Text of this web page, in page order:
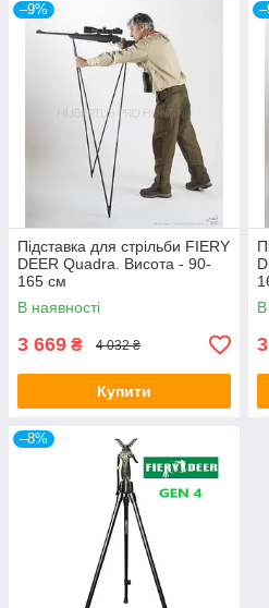
–9%
Підставка для стрільби FIERY
DEER Quadra. Висота - 90-
165 см
В наявності
3 669 ₴ 4 032 ₴
Купити
В
–8%